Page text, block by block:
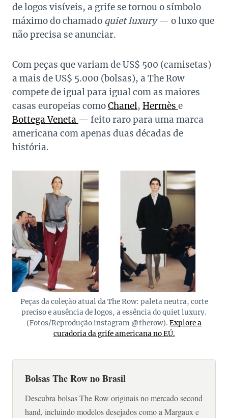
de logos visíveis, a grife se tornou o símbolo
máximo do chamado quiet luxury— o luxo que
não precisa se anunciar.
Com peças que variam de US$ 500 (camisetas)
a mais de US$ 5.000 (bolsas), a The Row
compete de igual para igual com as maiores
casas europeias comoChanel, Hermès e
Bottega Veneta — feito raro para uma marca
americana com apenas duas décadas de
história.
Peças da coleção atual da The Row: paleta neutra, corte
preciso e ausência de logos, a essência do quiet luxury.
(Fotos/Reprodução instagram @therow). Explore a
curadoria da grife americana no EÚ.
Bolsas The Row no Brasil
Descubra bolsas The Row originais no mercado second
hand, incluindo modelos desejados como a Margaux e